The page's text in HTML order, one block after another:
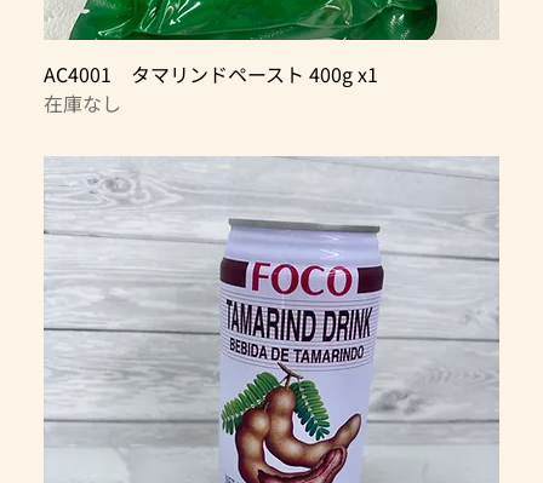
AC4001 タマリンドペースト 400g x1
在庫なし